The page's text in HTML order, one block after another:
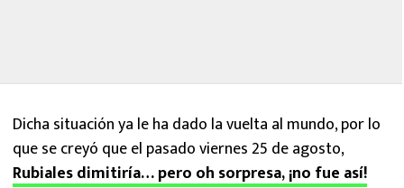
Dicha situación ya le ha dado la vuelta al mundo, por lo
que se creyó que el pasado viernes 25 de agosto,
Rubiales dimitiría… pero oh sorpresa, ¡no fue así!